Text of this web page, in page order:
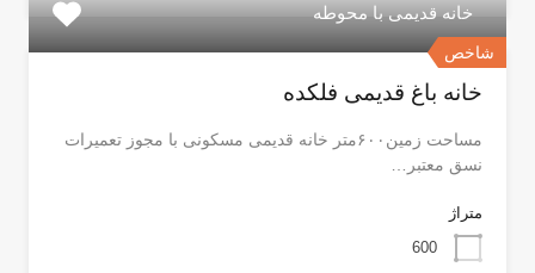
شاخص
خانه قدیمی با محوطه
خانه باغ قدیمی فلکده
مساحت زمین۶۰۰متر خانه قدیمی مسکونی با مجوز تعمیرات
نسق معتبر…
متراژ
600